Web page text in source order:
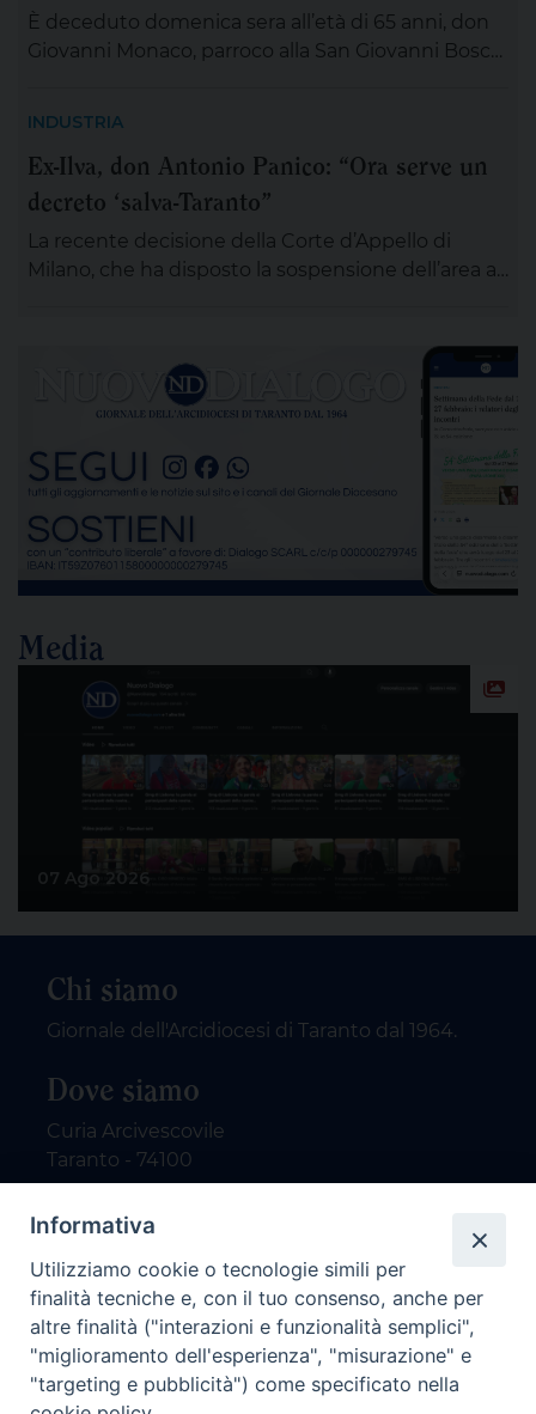
È deceduto domenica sera all’età di 65 anni, don
Giovanni Monaco, parroco alla San Giovanni Bosco.
preghiera e rendergli un ultimo saluto. Alle ore 20
ci si ritroverà come Comunità educativa pastorale
INDUSTRIA
Ex-Ilva, don Antonio Panico: “Ora serve un
decreto ‘salva-Taranto”
La recente decisione della Corte d’Appello di
Milano, che ha disposto la sospensione dell’area a
alla completa bonifica dell’amianto e alla riduzione
delle emissioni di polveri sottili, rappresenta un
passaggio destinato a segnare la lunga vicenda
dello stabilimento siderurgico. Una pronuncia che
[…]
Media
Chi siamo
Giornale dell'Arcidiocesi di Taranto dal 1964.
Dove siamo
Curia Arcivescovile
Taranto - 74100
Contatti
email: redazione@nuovodialogo.com
marketing@nuovodialogo.com
tel: 0994525780
tel 2:
Informativa
Utilizziamo cookie o tecnologie simili per
finalità tecniche e, con il tuo consenso, anche per
altre finalità ("interazioni e funzionalità semplici",
"miglioramento dell'esperienza", "misurazione" e
"targeting e pubblicità") come specificato nella